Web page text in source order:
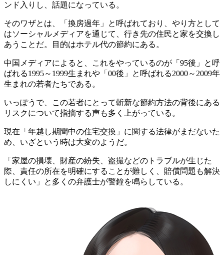
ンド入りし、話題になっている。
そのワザとは、「換房過年」と呼ばれており、やり方として
はソーシャルメディアを通じて、行き先の住民と家を交換し
あうことだ。目的はホテル代の節約にある。
中国メディアによると、これをやっているのが「95後」と呼
ばれる1995～1999生まれや「00後」と呼ばれる2000～2009年
生まれの若者たちである。
いっぽうで、この若者にとって斬新な節約方法の背後にある
リスクについて指摘する声も多く上がっている。
現在「年越し期間中の住宅交換」に関する法律がまだないた
め、いざという時は大変のようだ。
「家屋の損壊、財産の紛失、盗撮などのトラブルが生じた
際、責任の所在を明確にすることが難しく、賠償問題も解決
しにくい」と多くの弁護士が警鐘を鳴らしている。